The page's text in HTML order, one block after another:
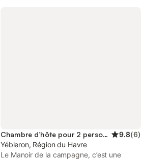
Chambre d’hôte pour 2 personnes 9.8(6)
Yébleron, Région du Havre
Le Manoir de la campagne, c’est une